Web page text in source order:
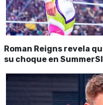
Roman Reigns revela
su choque en